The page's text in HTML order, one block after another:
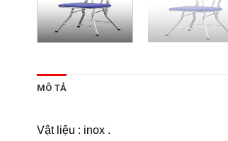
MÔ TẢ
Vật liệu : inox .